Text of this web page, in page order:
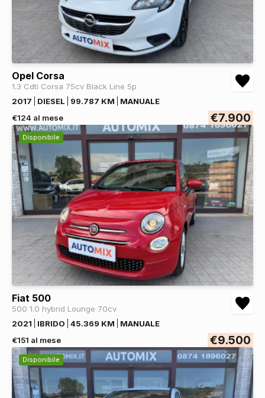
Opel Corsa
1.3 Cdti Corsa 75cv Black Line 5p
2017
DIESEL 99.787 KM
MANUALE
€124 al mese
€7.900
Disponibile
Fiat 500
500 1.0 hybrid Lounge 70cv
2021
IBRIDO 45.369 KM
MANUALE
€151 al mese
€9.500
Disponibile